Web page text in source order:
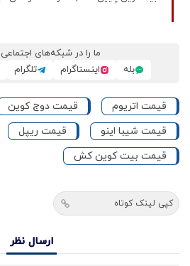
ما را در شبکه‌های اجتماعی
بله
اینستاگرام تلگرام
قیمت اتریوم قیمت دوج کوین
قیمت شیبا اینو
قیمت ریپل
قیمت بیت کوین کش
کپی لینک کوتاه
ارسال نظر